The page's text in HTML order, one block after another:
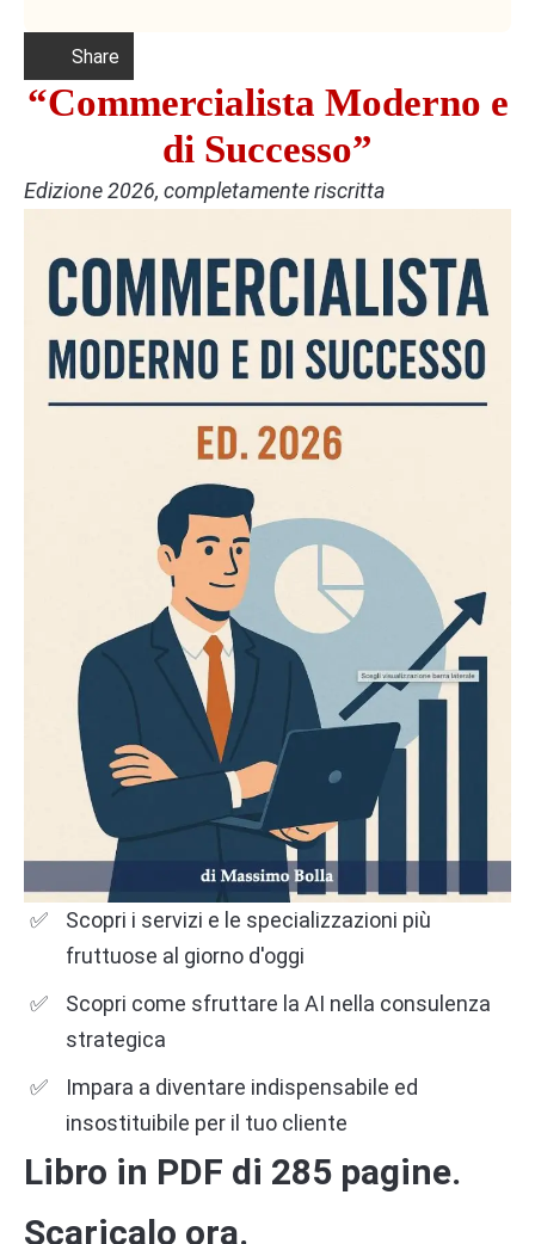
2. Favorable Points of
Difference:
differenziarsi dalla
concorrenza
Qui il focus è sui vantaggi specifici che
differenziano il proprio servizio dalla concorrenza.
Ad esempio, un Commercialista potrebbe
sottolineare che:
Utilizza strumenti diintelligenza artificiale
per analisi finanziarie più rapide e accurate
Offre
report predittivi personalizzati
per
aiutare gli imprenditori a prendere decisioni
strategiche
approccio proattivo
degli adeguati assetti, mentre altri studi si
limitano alla compliance normativa
Vantaggio
: Più efficace rispetto all’All Benefits
perché dimostra perché il cliente dovrebbe
scegliere il tuo studio invece di un altro.
⚠️Svantaggio: Richiede una buona conoscenza
Share
“Commercialista Moderno e
di Successo”
Edizione 2026, completamente riscritta
Scopri i servizi e le specializzazioni più
fruttuose al giorno d'oggi
Scopri come sfruttare la AI nella consulenza
strategica
Impara a diventare indispensabile ed
insostituibile per il tuo cliente
Libro in PDF di 285 pagine.
Scaricalo ora.